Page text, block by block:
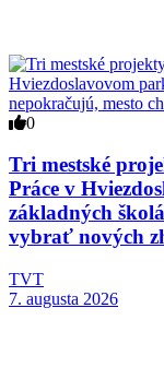
0
Tri mestské
Práce v
základných
vybrať nových
TVT
7. augusta 2026